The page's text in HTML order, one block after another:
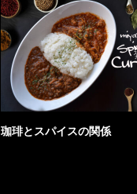
珈琲とスパイスの関係